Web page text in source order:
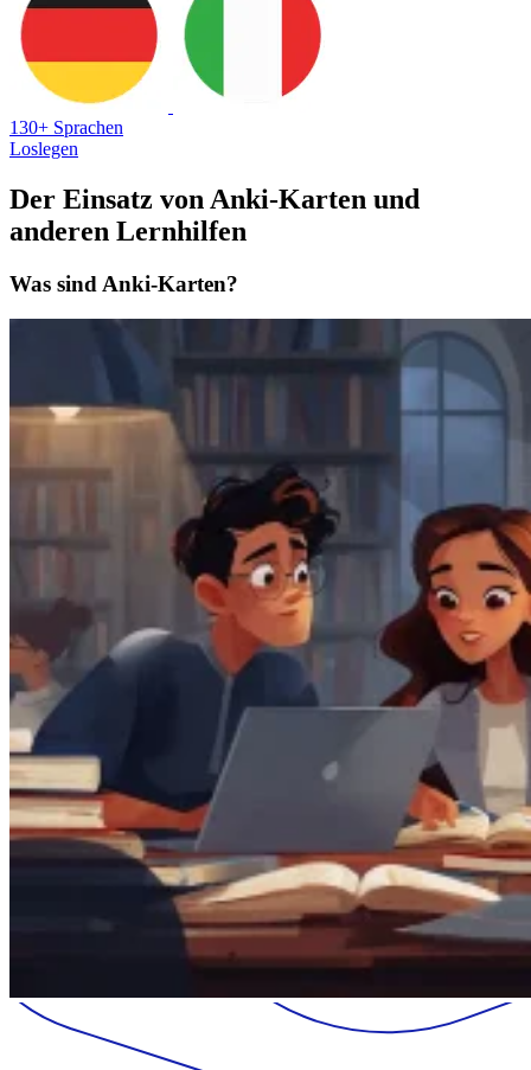
130+ Sprachen
Loslegen
Der Einsatz von Anki-Karten und
anderen Lernhilfen
Was sind Anki-Karten?